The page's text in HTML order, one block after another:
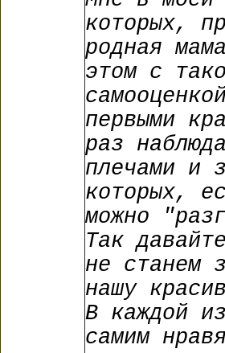
которых,
родная
этом с
первыми
раз
плечами и
которых,
можно
Так
не станем
нашу
В каждой
самим